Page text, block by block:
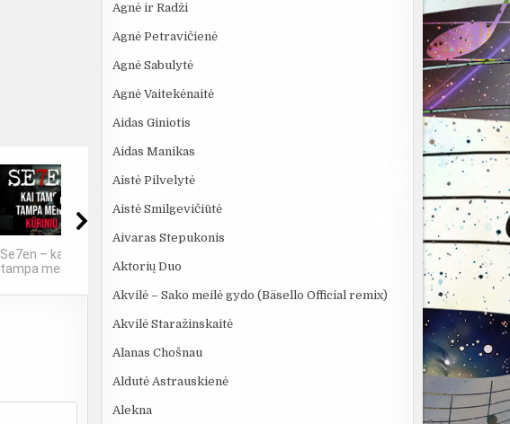
Se7en – kai tamsa
tampa meno kūriniu
Danguje
RYT IŠ
Agnė ir Radži
Agnė Petravičienė
Agnė Sabulytė
Agnė Vaitekėnaitė
Aidas Giniotis
Aidas Manikas
Aistė Pilvelytė
Aistė Smilgevičiūtė
Aivaras Stepukonis
Aktorių Duo
Akvilė – Sako meilė gydo (Bäsello Official remix)
Akvilė Staražinskaitė
Alanas Chošnau
Aldutė Astrauskienė
Alekna